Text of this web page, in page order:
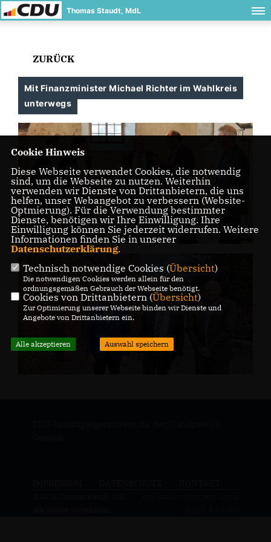
Thomas Staudt, MdL
ZURÜCK
Mit Finanzminister Michael Richter im Wahlkreis
unterwegs
Cookie Hinweis
Diese Webseite verwendet Cookies, die notwendig
sind, um die Webseite zu nutzen. Weiterhin
verwenden wir Dienste von Drittanbietern, die uns
helfen, unser Webangebot zu verbessern (Website-
Optmierung). Für die Verwendung bestimmter
Dienste, benötigen wir Ihre Einwilligung. Ihre
Einwilligung können Sie jederzeit widerrufen. Weitere
Informationen finden Sie in unserer
Datenschutzerklärung.
Technisch notwendige Cookies (Übersicht)
Die notwendigen Cookies werden allein für den
ordnungsgemäßen Gebrauch der Webseite benötigt.
Cookies von Drittanbietern (Übersicht)
Zur Optimierung unserer Webseite binden wir Dienste und
Angebote von Drittanbietern ein.
Alle akzeptieren Auswahl speichern